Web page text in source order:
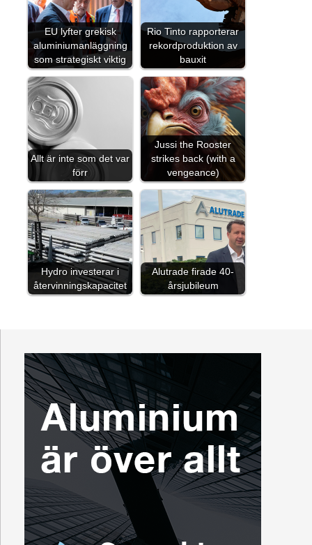
EU lyfter grekisk
aluminiumanläggning
som strategiskt viktig
Rio Tinto rapporterar
rekordproduktion av
bauxit
Allt är inte som det var
förr
Jussi the Rooster
strikes back (with a
vengeance)
Hydro investerar i
återvinningskapacitet
Alutrade firade 40-
årsjubileum